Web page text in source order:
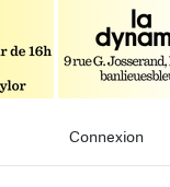
Connexion